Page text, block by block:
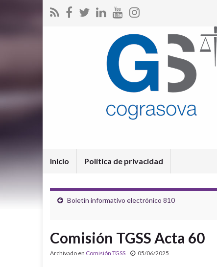
Inicio Política de privacidad
Boletín informativo electrónico 810
Comisión TGSS Acta 60
Archivado en Comisión TGSS 05/06/2025